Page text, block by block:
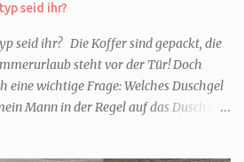
seid ihr?
seid ihr? Die Koffer sind gepackt, die
steht vor der Tür! Doch
eine wichtige Frage: Welches Duschgel
Mann in der Regel auf das Duschgel